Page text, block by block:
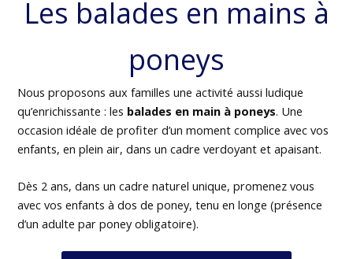
Les balades en mains à
poneys
Nous proposons aux familles une activité aussi ludique
qu’enrichissante : les balades en main à poneys. Une
occasion idéale de profiter d’un moment complice avec vos
enfants, en plein air, dans un cadre verdoyant et apaisant.
Dès 2 ans, dans un cadre naturel unique, promenez vous
avec vos enfants à dos de poney, tenu en longe (présence
d’un adulte par poney obligatoire).